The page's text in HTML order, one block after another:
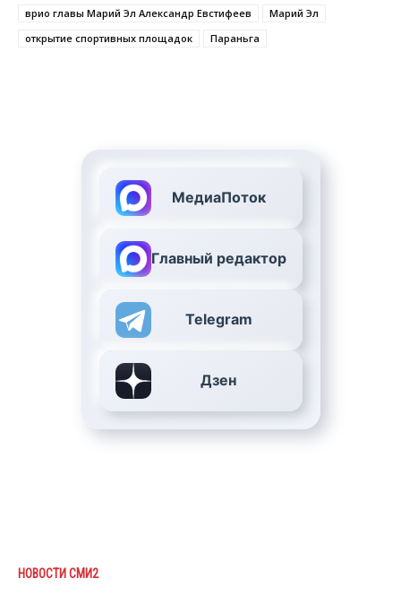
врио главы Марий Эл Александр Евстифеев
Марий Эл
открытие спортивных площадок
Параньга
МедиаПоток
Главный редактор
Telegram
Дзен
НОВОСТИ СМИ2